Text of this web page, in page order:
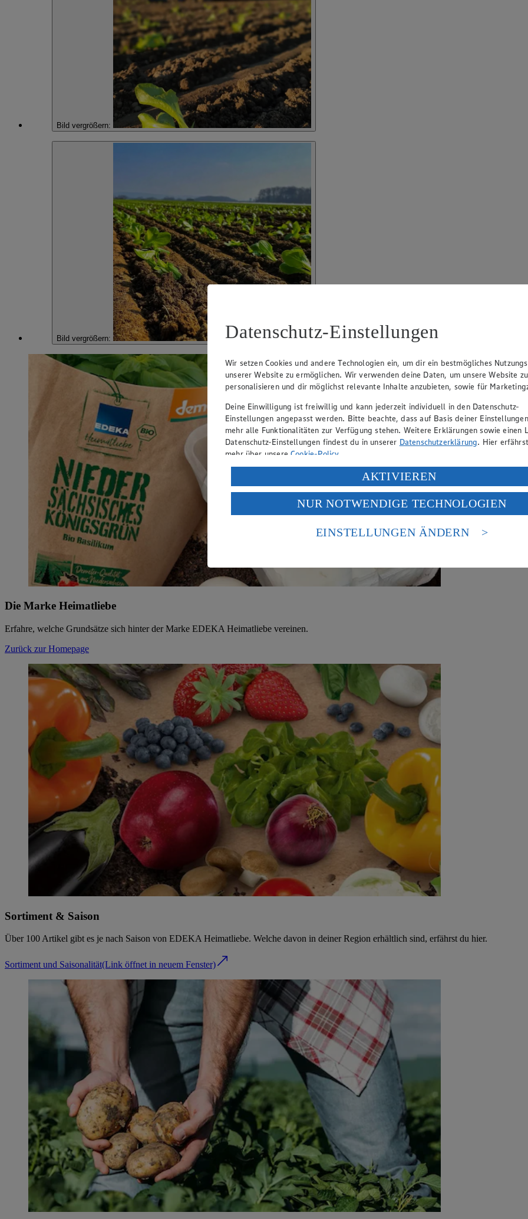
Bild vergrößern:
Bild vergrößern:
Die Marke Heimatliebe
Erfahre, welche Grundsätze sich hinter der Marke EDEKA Heimatliebe vereinen.
Zurück zur Homepage
Sortiment & Saison
Über 100 Artikel gibt es je nach Saison von EDEKA Heimatliebe. Welche davon in deiner Region erhältlich sind, erfährst du hier.
Sortiment und Saisonalität(Link öffnet in neuem Fenster)
Datenschutz-Einstellungen
Wir setzen Cookies und andere Technologien ein, um dir ein bestmögliches
unserer Website zu ermöglichen. Wir verwenden deine Daten, um unsere Website zu
personalisieren und dir möglichst relevante Inhalte anzubieten, sowie für
Deine Einwilligung ist freiwillig und kann jederzeit individuell in den Datenschutz-
Einstellungen angepasst werden. Bitte beachte, dass auf Basis deiner
mehr alle Funktionalitäten zur Verfügung stehen. Weitere Erklärungen sowie einen
Datenschutz-Einstellungen findest du in unserer Datenschutzerklärung. Hier
mehr über unsereCookie-Policy.
Verarbeitung deiner personenbezogenen Daten in den USA durch Facebook und
Wenn du auf „Aktivieren“ klickst, willigst du im Sinne des Art. 49 Abs. 1 Satz 1 lit.
ein, dass deine Daten in den USA verarbeitet werden. Der EuGH sieht die USA als
einem nach europäischen Standards nicht angemessenen Datenschutzniveau an. Es
Risiko eines Zugriffs durch US-amerikanische Behörden.
AKTIVIEREN
NUR NOTWENDIGE TECHNOLOGIEN
EINSTELLUNGEN ÄNDERN